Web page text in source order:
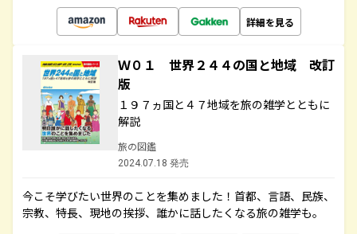
詳細を見る
Ｗ０１ 世界２４４の国と地域 改訂
版
１９７ヵ国と４７地域を旅の雑学とともに
解説
旅の図鑑
2024.07.18 発売
今こそ学びたい世界のことを集めました！首都、言語、民族、
宗教、特長、現地の挨拶、誰かに話したくなる旅の雑学も。